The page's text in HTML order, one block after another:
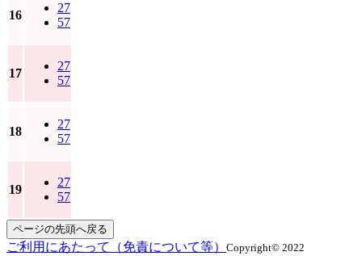
16
27
57
17
27
57
18
27
57
19
27
57
ページの先頭へ戻る
ご利用にあたって（免責について等） Copyright© 2022